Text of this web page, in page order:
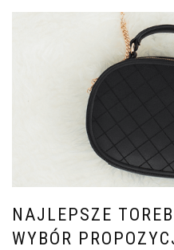
NAJLEPSZE
WYBÓR